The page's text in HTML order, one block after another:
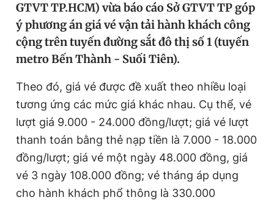
Video Magazine
Sản phẩm khác
Tiện ích Bạn cần biết
Thông tin tòa soạn Liên hệ quảng cáo
GTVT TP.HCM) vừa báo cáo Sở GTVT TP góp
ý phương án giá vé vận tải hành khách công
cộng trên tuyến đường sắt đô thị số 1 (tuyến
metro Bến Thành - Suối Tiên).
Theo đó, giá vé được đề xuất theo nhiều loại
tương ứng các mức giá khác nhau. Cụ thể, vé
lượt giá 9.000 - 24.000 đồng/lượt; giá vé lượt
thanh toán bằng thẻ nạp tiền là 7.000 - 18.000
đồng/lượt; giá vé một ngày 48.000 đồng, giá
vé 3 ngày 108.000 đồng; vé tháng áp dụng
cho hành khách phổ thông là 330.000